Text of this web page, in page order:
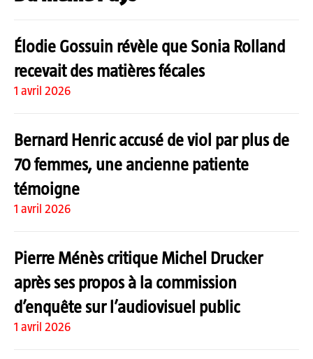
Élodie Gossuin révèle que Sonia Rolland
recevait des matières fécales
1 avril 2026
Bernard Henric accusé de viol par plus de
70 femmes, une ancienne patiente
témoigne
1 avril 2026
Pierre Ménès critique Michel Drucker
après ses propos à la commission
d’enquête sur l’audiovisuel public
1 avril 2026